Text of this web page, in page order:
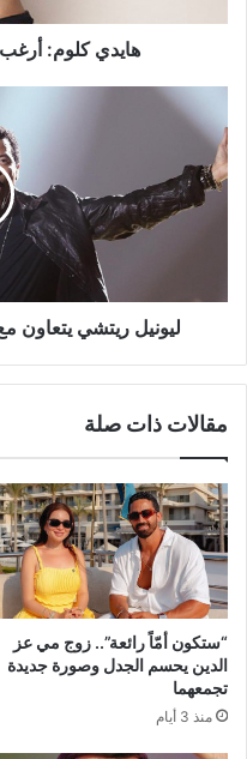
هايدي كلوم:
ريتشي
يتعاون
مع
"ديزني"
ليونيل ريتشي يتعاون
مقالات ذات صلة
“ستكون أمّاً رائعة”.. زوج مي عز
الدين يحسم الجدل وصورة جديدة
تجمعهما
منذ 3 أيام